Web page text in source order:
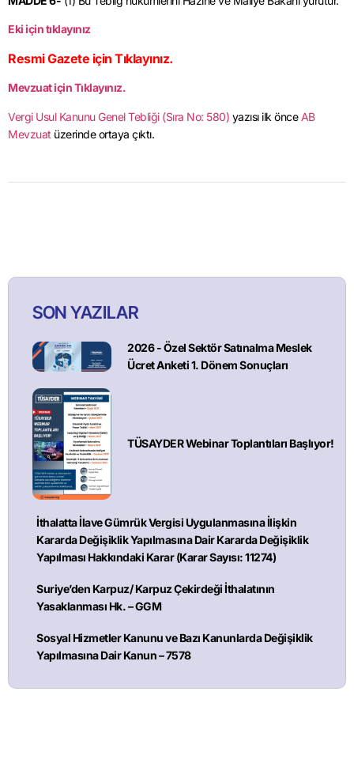
Eki için tıklayınız
Resmi Gazete için Tıklayınız.
Mevzuat için Tıklayınız.
Vergi Usul Kanunu Genel Tebliği (Sıra No: 580) yazısı ilk önce AB
Mevzuat üzerinde ortaya çıktı.
SON YAZILAR
2026 - Özel Sektör Satınalma Meslek
Ücret Anketi 1. Dönem Sonuçları
TÜSAYDER Webinar Toplantıları Başlıyor!
İthalatta İlave Gümrük Vergisi Uygulanmasına İlişkin
Kararda Değişiklik Yapılmasına Dair Kararda Değişiklik
Yapılması Hakkındaki Karar (Karar Sayısı: 11274)
Suriye’den Karpuz/ Karpuz Çekirdeği İthalatının
Yasaklanması Hk. – GGM
Sosyal Hizmetler Kanunu ve Bazı Kanunlarda Değişiklik
Yapılmasına Dair Kanun – 7578